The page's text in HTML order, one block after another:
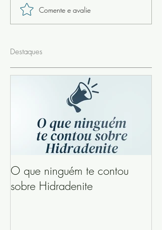
Comente e avalie
Destaques
O que ninguém te contou
sobre Hidradenite